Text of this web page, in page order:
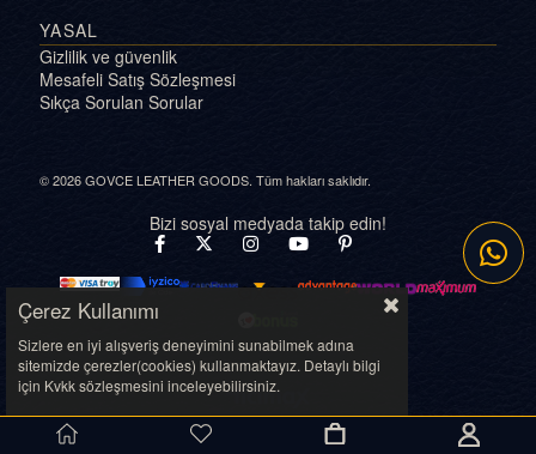
YASAL
Gizlilik ve güvenlik
Mesafeli Satış Sözleşmesi
Sıkça Sorulan Sorular
© 2026 GOVCE LEATHER GOODS. Tüm hakları saklıdır.
Bizi sosyal medyada takip edin!
Çerez Kullanımı
Sizlere en iyi alışveriş deneyimini sunabilmek adına
sitemizde çerezler(cookies) kullanmaktayız. Detaylı bilgi
için Kvkk sözleşmesini inceleyebilirsiniz.